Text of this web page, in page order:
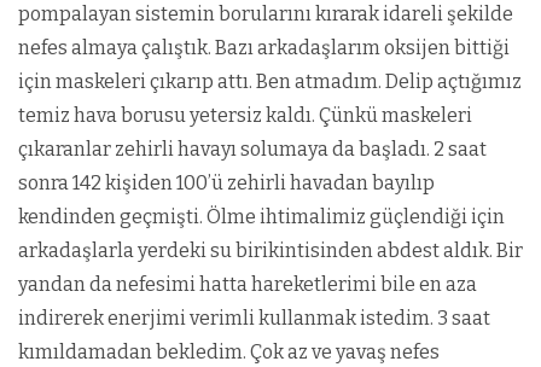
pompalayan sistemin borularını kırarak idareli şekilde
nefes almaya çalıştık. Bazı arkadaşlarım oksijen bittiği
için maskeleri çıkarıp attı. Ben atmadım. Delip açtığımız
temiz hava borusu yetersiz kaldı. Çünkü maskeleri
çıkaranlar zehirli havayı solumaya da başladı. 2 saat
sonra 142 kişiden 100’ü zehirli havadan bayılıp
kendinden geçmişti. Ölme ihtimalimiz güçlendiği için
arkadaşlarla yerdeki su birikintisinden abdest aldık. Bir
yandan da nefesimi hatta hareketlerimi bile en aza
indirerek enerjimi verimli kullanmak istedim. 3 saat
kımıldamadan bekledim. Çok az ve yavaş nefes